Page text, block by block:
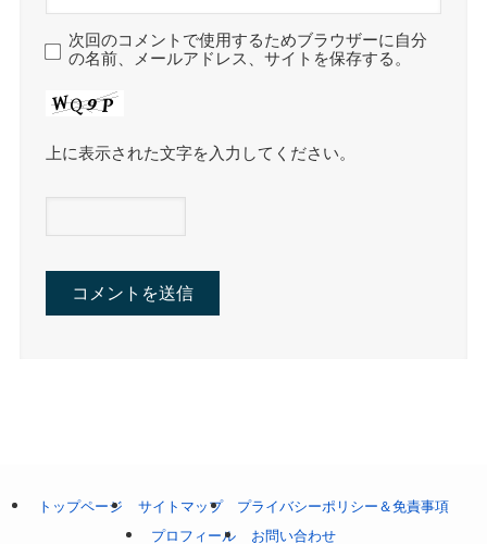
次回のコメントで使用するためブラウザーに自分
の名前、メールアドレス、サイトを保存する。
上に表示された文字を入力してください。
トップページ サイトマップ
プライバシーポリシー＆免責事項
プロフィール
お問い合わせ